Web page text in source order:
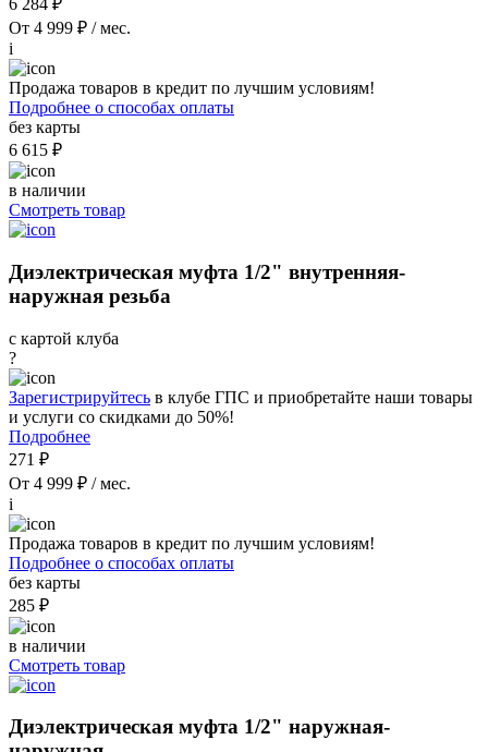
6 284 ₽
От 4 999 ₽ / мес.
i
Продажа товаров в кредит по лучшим условиям!
Подробнее о способах оплаты
без карты
6 615 ₽
в наличии
Смотреть товар
Диэлектрическая муфта 1/2" внутренняя-
наружная резьба
с картой клуба
?
Зарегистрируйтесь в клубе ГПС и приобретайте наши товары
и услуги со скидками до 50%!
Подробнее
271 ₽
От 4 999 ₽ / мес.
i
Продажа товаров в кредит по лучшим условиям!
Подробнее о способах оплаты
без карты
285 ₽
в наличии
Смотреть товар
Диэлектрическая муфта 1/2" наружная-